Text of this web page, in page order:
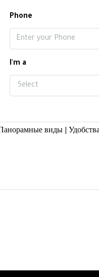
Phone
I'm a
Select